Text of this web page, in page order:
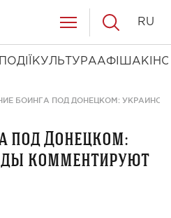
ПОДІЇ КУЛЬТУРААФІША КІНО
RU
БОИНГА ПОД ДОНЕЦКОМ:
под Донецком:
комментируют